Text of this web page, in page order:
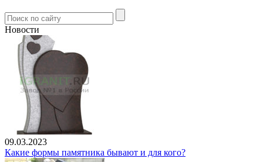
Новости
09.03.2023
Какие формы памятника бывают и для кого?